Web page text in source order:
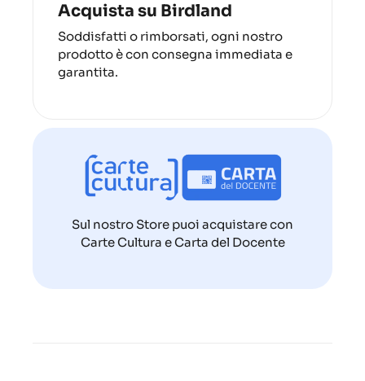
Acquista su Birdland
Soddisfatti o rimborsati, ogni nostro
prodotto è con consegna immediata e
garantita.
Sul nostro Store puoi acquistare con
Carte Cultura e Carta del Docente